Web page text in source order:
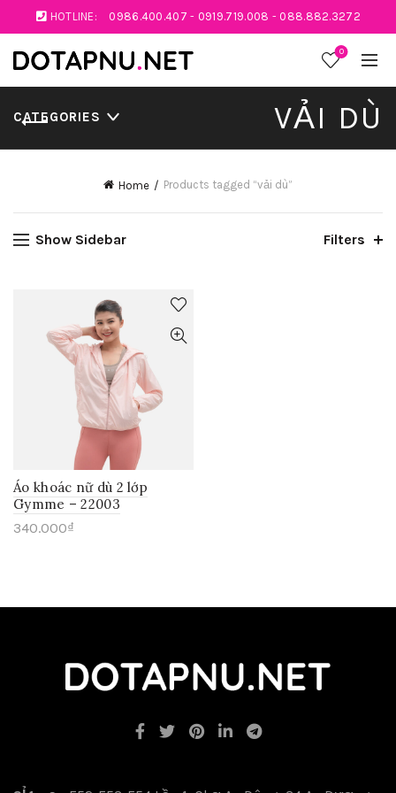
HOTLINE: 0986.400.407 - 0919.719.008 - 088.882.3272
0
VẢI DÙ
CATEGORIES
Home Products tagged “vải dù”
Show Sidebar Filters
Áo khoác nữ dù 2 lớp
Gymme – 22003
340.000₫